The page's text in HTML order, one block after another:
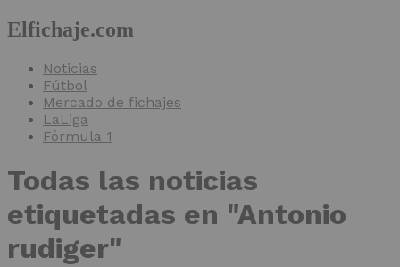
Elfichaje.com
Noticias
Fútbol
Mercado de fichajes
LaLiga
Fórmula 1
Todas las noticias
etiquetadas en "Antonio
rudiger"